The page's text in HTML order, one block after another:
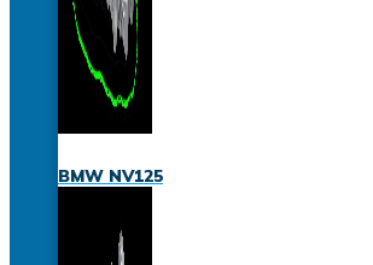
BMW NV125